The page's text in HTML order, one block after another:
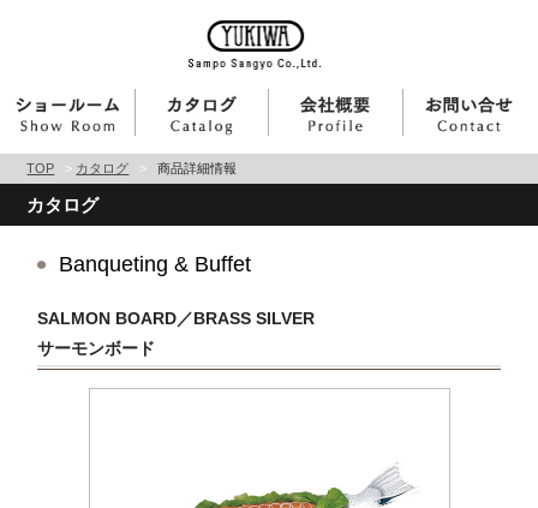
TOP > カタログ > 商品詳細情報
カタログ
Banqueting & Buffet
SALMON BOARD／BRASS SILVER
サーモンボード